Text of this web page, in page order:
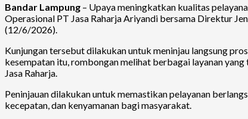
Bandar Lampung – Upaya meningkatkan kualitas
Operasional PT Jasa Raharja Ariyandi bersama Direktur
(12/6/2026).
Kunjungan tersebut dilakukan untuk meninjau langsung
kesempatan itu, rombongan melihat berbagai layanan
Jasa Raharja.
Peninjauan dilakukan untuk memastikan pelayanan
kecepatan, dan kenyamanan bagi masyarakat.